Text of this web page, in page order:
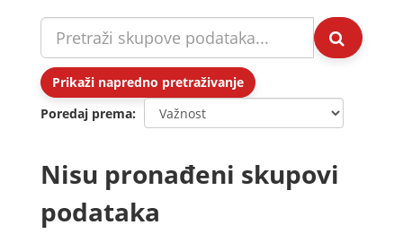
Prikaži napredno pretraživanje
Poredaj prema
Nisu pronađeni skupovi
podataka